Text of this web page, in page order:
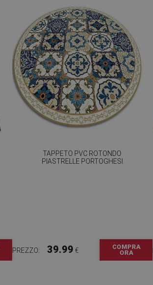
TAPPETO PVC ROTONDO
PIASTRELLE PORTOGHESI
PREZZO: 39.99 €
COMPRA
ORA